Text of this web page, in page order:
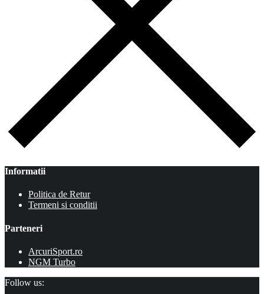
Informatii
Politica de Retur
Termeni si conditii
Parteneri
ArcuriSport.ro
NGM Turbo
Follow us: